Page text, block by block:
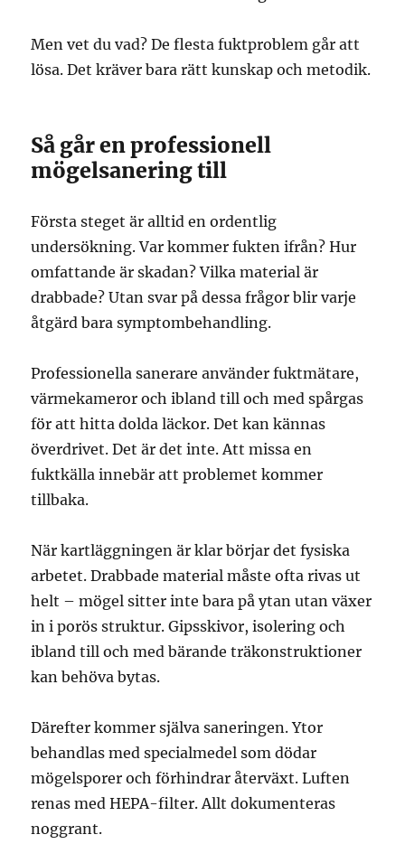
Men vet du vad? De flesta fuktproblem går att
lösa. Det kräver bara rätt kunskap och metodik.
Så går en professionell
mögelsanering till
Första steget är alltid en ordentlig
undersökning. Var kommer fukten ifrån? Hur
omfattande är skadan? Vilka material är
drabbade? Utan svar på dessa frågor blir varje
åtgärd bara symptombehandling.
Professionella sanerare använder fuktmätare,
värmekameror och ibland till och med spårgas
för att hitta dolda läckor. Det kan kännas
överdrivet. Det är det inte. Att missa en
fuktkälla innebär att problemet kommer
tillbaka.
När kartläggningen är klar börjar det fysiska
arbetet. Drabbade material måste ofta rivas ut
helt – mögel sitter inte bara på ytan utan växer
in i porös struktur. Gipsskivor, isolering och
ibland till och med bärande träkonstruktioner
kan behöva bytas.
Därefter kommer själva saneringen. Ytor
behandlas med specialmedel som dödar
mögelsporer och förhindrar återväxt. Luften
renas med HEPA-filter. Allt dokumenteras
noggrant.